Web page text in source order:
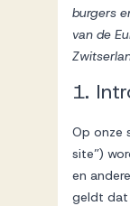
Onze
burgers
van de
1.
Op onze
site”)
en
geldt dat